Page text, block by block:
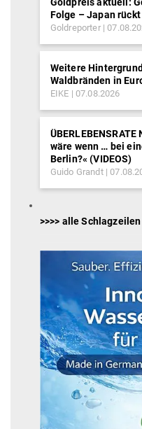
Folge – Japan
Goldreporter
Weitere
Waldbränden in
EIKE 07.08.2026
ÜBERLEBENSRATE
wäre wenn … bei
Berlin?« (VIDEOS)
Guido Grandt
>>>> alle